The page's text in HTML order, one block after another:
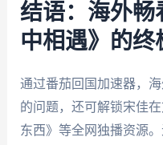
结语：海外畅
中相遇》的终
通过番茄回国加速器，
的问题，还可解锁宋佳
东西》等全网独播资源